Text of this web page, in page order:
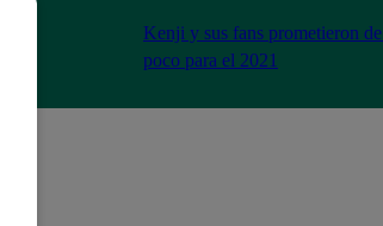
Kenji y sus fans prometieron
poco para el 2021